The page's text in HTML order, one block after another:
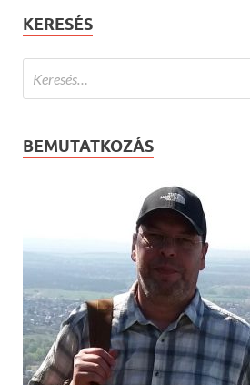
KERESÉS
BEMUTATKOZÁS